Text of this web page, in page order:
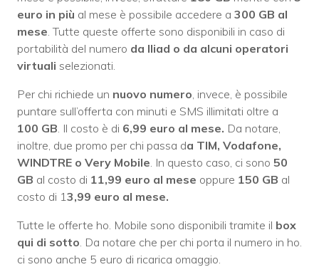
euro in più al mese è possibile accedere a 300 GB al
mese . Tutte queste offerte sono disponibili in caso di
portabilità del numero da Iliad o da alcuni operatori
virtuali selezionati.
Per chi richiede un nuovo numero , invece, è possibile
puntare sull’offerta con minuti e SMS illimitati oltre a
100 GB . Il costo è di 6,99 euro al mese. Da notare,
inoltre, due promo per chi passa da TIM, Vodafone,
WINDTRE o Very Mobile . In questo caso, ci sono 50
GB al costo di 11,99 euro al mese oppure 150 GB al
costo di 1 3,99 euro al mese.
Tutte le offerte ho. Mobile sono disponibili tramite il box
qui di sotto . Da notare che per chi porta il numero in ho.
ci sono anche 5 euro di ricarica omaggio.